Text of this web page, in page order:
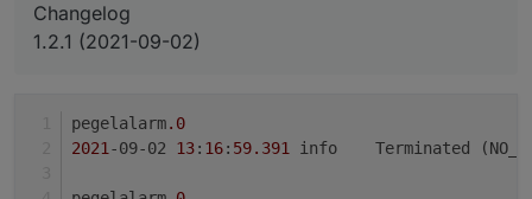
Changelog
1.2.1 (2021-09-02)
pegelalarm.0
2021-09-02 13: 16: 59.391
info	Terminated